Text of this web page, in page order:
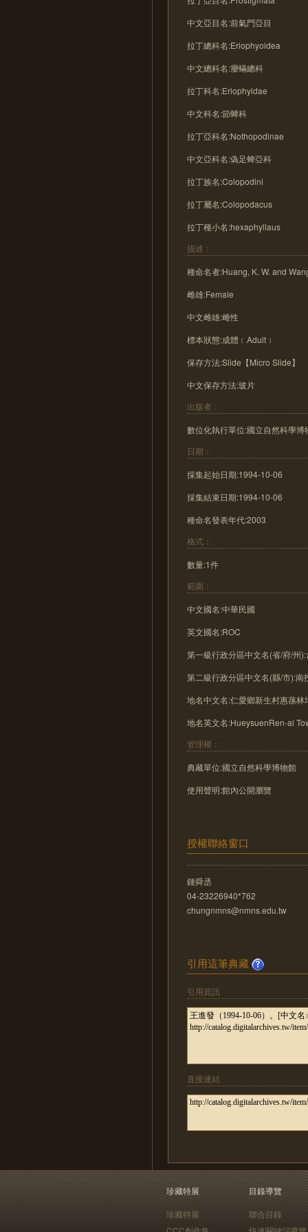
中文亞目名:前氣門亞目
拉丁總科名:Eriophyoidea
中文總科名:癭蟎總科
拉丁科名:Eriophyidae
中文科名:節蜱科
拉丁亞科名:Nothopodinae
中文亞科名:偽足蜱亞科
拉丁族名:Colopodini
拉丁屬名:Colopodacus
拉丁種小名:hexaphyllaus
描述：
種命名者:Huang, K. W. and
雌雄:Female
中文雌雄:雌性
標本狀態:成體﹝Adult﹞
保存方法:Slide【Micro Slide】
中文保存方法:玻片
出版者：
數位化執行單位:國立自然科學
日期：
採集起始日期:1994-10-06
採集結束日期:1994-10-06
種命名發表年代:2003
格式：
數量:1件
範圍：
中文國名:中華民國
英文國名:ROC
第一級行政分區中文名(省/府/州
第二級行政分區中文名(縣/市):南
地名中文名:仁愛鄉新生村惠蓀林
地名英文名:HueysuenRen-ai
管理權：
典藏單位:國立自然科學博物館
使用聲明:館內公開瀏覽
授權聯絡窗口
鍾舜丞
04-23226940*762
chungnmns@nmns.edu.tw
引用這筆典藏
引用資訊
直接連結
珍藏特展
珍藏特展
目錄導覽
聯合目錄